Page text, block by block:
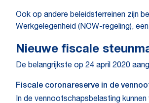
Ook op andere beleidsterreinen zijn
Werkgelegenheid (NOW-regeling),
Nieuwe fiscale
De belangrijkste op 24 april 2020
Fiscale coronareserve in de
In de vennootschapsbelasting